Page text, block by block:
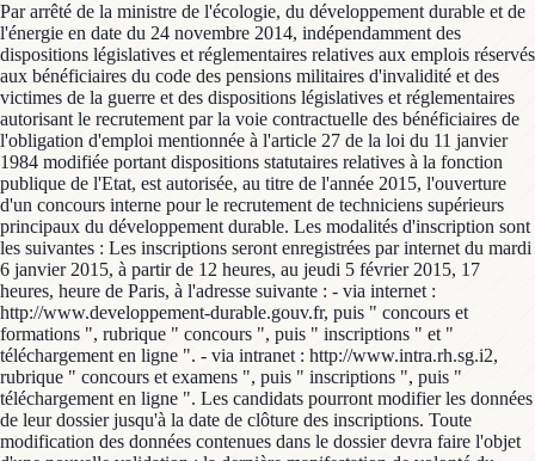
Par arrêté de la ministre de l'écologie, du développement durable et de
l'énergie en date du 24 novembre 2014, indépendamment des
dispositions législatives et réglementaires relatives aux emplois réservés
aux bénéficiaires du code des pensions militaires d'invalidité et des
victimes de la guerre et des dispositions législatives et réglementaires
autorisant le recrutement par la voie contractuelle des bénéficiaires de
l'obligation d'emploi mentionnée à l'article 27 de la loi du 11 janvier
1984 modifiée portant dispositions statutaires relatives à la fonction
publique de l'Etat, est autorisée, au titre de l'année 2015, l'ouverture
d'un concours interne pour le recrutement de techniciens supérieurs
principaux du développement durable. Les modalités d'inscription sont
les suivantes : Les inscriptions seront enregistrées par internet du mardi
6 janvier 2015, à partir de 12 heures, au jeudi 5 février 2015, 17
heures, heure de Paris, à l'adresse suivante : - via internet :
http://www.developpement-durable.gouv.fr, puis " concours et
formations ", rubrique " concours ", puis " inscriptions " et "
téléchargement en ligne ". - via intranet : http://www.intra.rh.sg.i2,
rubrique " concours et examens ", puis " inscriptions ", puis "
téléchargement en ligne ". Les candidats pourront modifier les données
de leur dossier jusqu'à la date de clôture des inscriptions. Toute
modification des données contenues dans le dossier devra faire l'objet